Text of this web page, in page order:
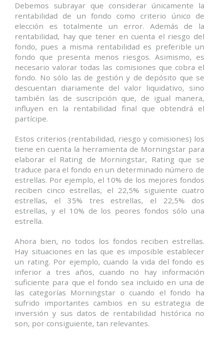
Debemos subrayar que considerar únicamente la
rentabilidad de un fondo como criterio único de
elección es totalmente un error. Además de la
rentabilidad, hay que tener en cuenta el riesgo del
fondo, pues a misma rentabilidad es preferible un
fondo que presenta menos riesgos. Asimismo, es
necesario valorar todas las comisiones que cobra el
fondo. No sólo las de gestión y de depósito que se
descuentan diariamente del valor liquidativo, sino
también las de suscripción que, de igual manera,
influyen en la rentabilidad final que obtendrá el
partícipe.
Estos criterios (rentabilidad, riesgo y comisiones) los
tiene en cuenta la herramienta de Morningstar para
elaborar el Rating de Morningstar, Rating que se
traduce para el fondo en un determinado número de
estrellas. Por ejemplo, el 10% de los mejores fondos
reciben cinco estrellas, el 22,5% siguiente cuatro
estrellas, el 35% tres estrellas, el 22,5% dos
estrellas, y el 10% de los peores fondos sólo una
estrella.
Ahora bien, no todos los fondos reciben estrellas.
Hay situaciones en las que es imposible establecer
un rating. Por ejemplo, cuando la vida del fondo es
inferior a tres años, cuando no hay información
suficiente para que el fondo sea incluido en una de
las categorías Morningstar o cuando el fondo ha
sufrido importantes cambios en su estrategia de
inversión y sus datos de rentabilidad histórica no
son, por consiguiente, tan relevantes.